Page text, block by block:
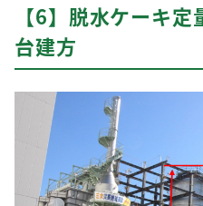
【6】脱水ケーキ
台建方